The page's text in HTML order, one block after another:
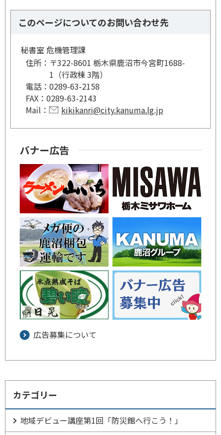
このページについてのお問い合わせ先
秘書室 危機管理課
住所： 〒322-8601 栃木県鹿沼市今宮町1688-
1（行政棟 3階）
電話： 0289-63-2158
FAX： 0289-63-2143
Mail：
kikikanri@city.kanuma.lg.jp
バナー広告
広告募集について
カテゴリー
地域デビュー講座第1回「防災館へ行こう！」